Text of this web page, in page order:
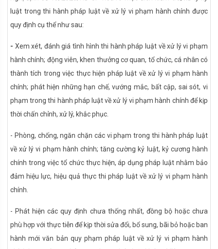
luật trong thi hành pháp luật về xử lý vi phạm hành chính được
quy định cụ thể như sau:
- Xem xét, đánh giá tình hình thi hành pháp luật về xử lý vi phạm
hành chính; động viên, khen thưởng cơ quan, tổ chức, cá nhân có
thành tích trong việc thực hiện pháp luật về xử lý vi phạm hành
chính; phát hiện những hạn chế, vướng mắc, bất cập, sai sót, vi
phạm trong thi hành pháp luật về xử lý vi phạm hành chính để kịp
thời chấn chỉnh, xử lý, khắc phục.
- Phòng, chống, ngăn chặn các vi phạm trong thi hành pháp luật
về xử lý vi phạm hành chính; tăng cường kỷ luật, kỷ cương hành
chính trong việc tổ chức thực hiện, áp dụng pháp luật nhằm bảo
đảm hiệu lực, hiệu quả thực thi pháp luật về xử lý vi phạm hành
chính.
- Phát hiện các quy định chưa thống nhất, đồng bộ hoặc chưa
phù hợp với thực tiễn để kịp thời sửa đổi, bổ sung, bãi bỏ hoặc ban
hành mới văn bản quy phạm pháp luật về xử lý vi phạm hành